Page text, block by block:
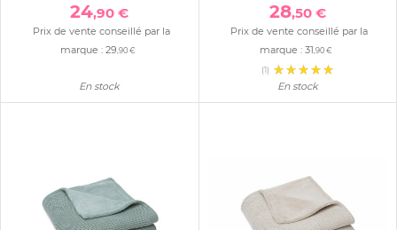
24,90 €
Prix de vente conseillé par la
marque : 29,90 €
En stock
28,50 €
Prix de vente conseillé par la
marque : 31,90 €
(1)
En stock